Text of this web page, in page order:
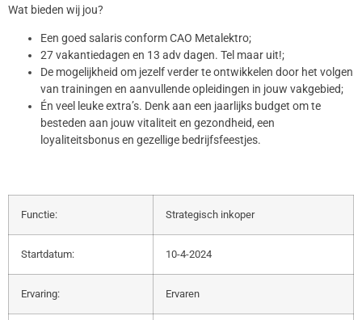
Wat bieden wij jou?
Een goed salaris conform CAO Metalektro;
27 vakantiedagen en 13 adv dagen. Tel maar uit!;
De mogelijkheid om jezelf verder te ontwikkelen door het volgen
van trainingen en aanvullende opleidingen in jouw vakgebied;
Én veel leuke extra’s. Denk aan een jaarlijks budget om te
besteden aan jouw vitaliteit en gezondheid, een
loyaliteitsbonus en gezellige bedrijfsfeestjes.
Functie: Strategisch inkoper
Startdatum: 10-4-2024
Ervaring: Ervaren